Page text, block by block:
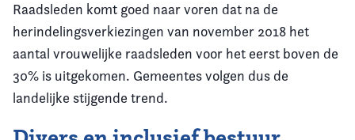
Raadsleden komt goed naar voren dat na de
herindelingsverkiezingen van november 2018 het
aantal vrouwelijke raadsleden voor het eerst boven de
30% is uitgekomen. Gemeentes volgen dus de
landelijke stijgende trend.